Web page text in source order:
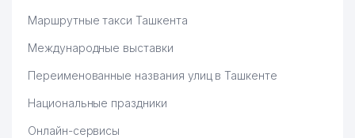
Маршрутные такси Ташкента
Международные выставки
Переименованные названия улиц в Ташкенте
Национальные праздники
Онлайн-сервисы